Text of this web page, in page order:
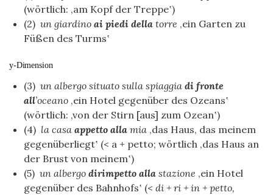
(wörtlich: ‚am Kopf der Treppe‛)
(2) un giardino ai piedi della torre ‚ein Garten zu
Füßen des Turms‛
y-Dimension
(3) un albergo situato sulla spiaggia di fronte
all’oceano ‚ein Hotel gegenüber des Ozeans‛
(wörtlich: ‚von der Stirn [aus] zum Ozean‛)
(4) la casa appetto alla mia ‚das Haus, das meinem
gegenüberliegt‛ (< a + petto; wörtlich ‚das Haus an
der Brust von meinem‛)
(5) un albergo dirimpetto alla stazione ‚ein Hotel
gegenüber des Bahnhofs‛ (< di + ri + in + petto,